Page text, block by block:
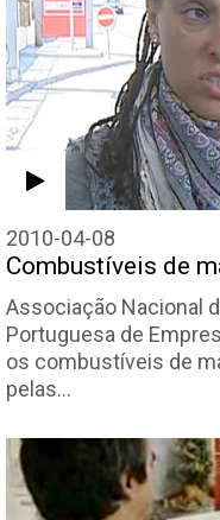
2010-04-08
Combustíveis de
Associação Nacional
Portuguesa de
os combustíveis de
pelas…